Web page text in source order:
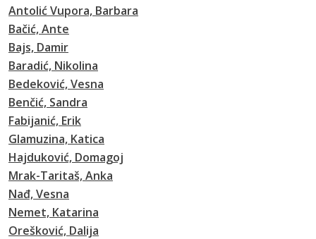
Antolić Vupora, Barbara
Bačić, Ante
Bajs, Damir
Baradić, Nikolina
Bedeković, Vesna
Benčić, Sandra
Fabijanić, Erik
Glamuzina, Katica
Hajduković, Domagoj
Mrak-Taritaš, Anka
Nađ, Vesna
Nemet, Katarina
Orešković, Dalija